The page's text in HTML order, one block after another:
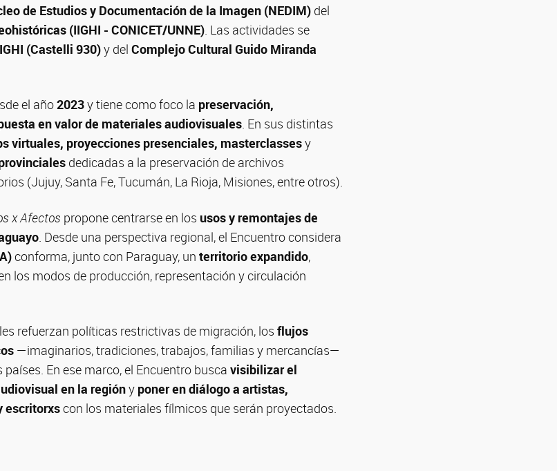
de Estudios y Documentación de la Imagen (NEDIM) del
(IIGHI - CONICET/UNNE). Las actividades se
(Castelli 930)y del Complejo Cultural Guido Miranda
el año2023y tiene como foco la preservación,
en valor de materiales audiovisuales. En sus distintas
virtuales, proyecciones presenciales, masterclassesy
dedicadas a la preservación de archivos
(Jujuy, Santa Fe, Tucumán, La Rioja, Misiones, entre otros).
x Afectos propone centrarse en los usos y remontajes de
. Desde una perspectiva regional, el Encuentro considera
conforma, junto con Paraguay, un territorio expandido,
los modos de producción, representación y circulación
refuerzan políticas restrictivas de migración, los flujos
—imaginarios, tradiciones, trabajos, familias y mercancías—
En ese marco, el Encuentro busca visibilizar el
en la regióny poner en diálogo a artistas,
escritorxscon los materiales fílmicos que serán proyectados.